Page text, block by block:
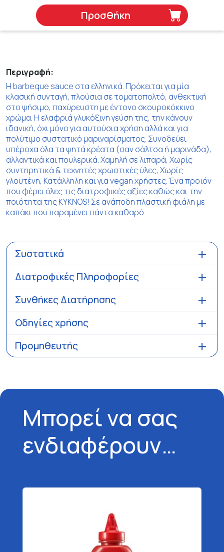
Προσθήκη
Περιγραφή:
Η barbeque sauce στα ελληνικά. Πρόκειται για μία
κλασική συνταγή, πλούσια σε τοματοπολτό, ανθεκτική
στο ψήσιμο, παχύρευστη με έντονο σκουροκόκκινο
χρώμα. Η ελαφριά γλυκόξινη γεύση της, την κάνουν
ιδανική, όχι μόνο για αυτούσια χρήση αλλά και για
πολύτιμο συστατικό μαριναρίσματος. Συνοδεύει
υπέροχα όλα τα ψητά κρέατα (σαν σάλτσα ή μαρινάδα),
αλλαντικά και πουλερικά. Χαμηλή σε λιπαρά, Χωρίς
συντηρητικά & τεχνητές χρωστικές ύλες, Χωρίς
γλουτένη, Κατάλληλη και για vegan χρήστες. Ένα προϊόν
που φέρει όλες τις διατροφικές αξίες καθώς και την
ποιότητα της ΚYKNOS! Σε ανάποδη πλαστική φιάλη με
καπάκι που παραμένει πάντα καθαρό.
Συστατικά
Διατροφικές Πληροφορίες
Συνθήκες Διατήρησης
Οδηγίες χρήσης
Προμηθευτής
Μπορεί να σας
ενδιαφέρουν…